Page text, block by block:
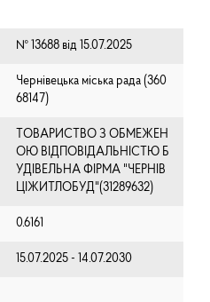
№ 13688 від 15.07.2025
Чернівецька міська рада (⁨360
68147⁩)
ТОВАРИСТВО З ОБМЕЖЕН
ОЮ ВІДПОВІДАЛЬНІСТЮ Б
УДІВЕЛЬНА ФІРМА "ЧЕРНІВ
ЦІЖИТЛОБУД"(31289632)
0.6161
15.07.2025 - 14.07.2030